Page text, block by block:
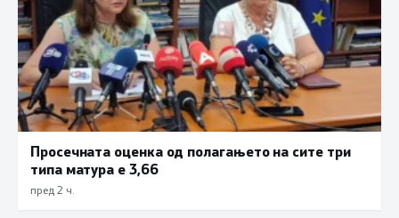
Просечната оценка од полагањето на сите три
типа матура е 3,66
пред 2 ч.